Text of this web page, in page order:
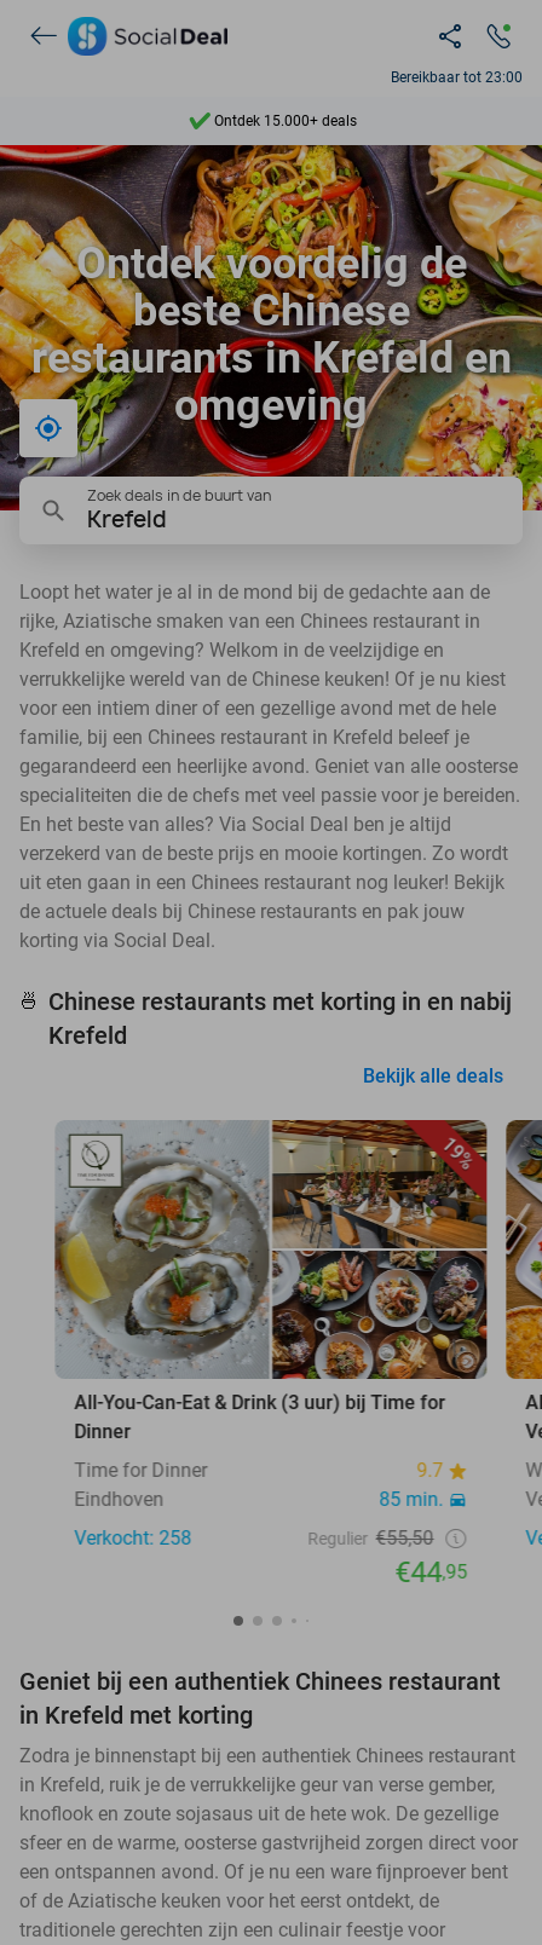
Bereikbaar tot 23:00
7 dagen per week beschikbaar
10+ miljoen leden
9,4
Ontdek 15.000+ deals
Ontdek voordelig de
beste Chinese
restaurants in Krefeld en
omgeving
Bij mij in de buurt
Zoek deals in de buurt van
Krefeld
Loopt het water je al in de mond bij de gedachte aan de
rijke, Aziatische smaken van een Chinees restaurant in
Krefeld en omgeving? Welkom in de veelzijdige en
verrukkelijke wereld van de Chinese keuken! Of je nu kiest
voor een intiem diner of een gezellige avond met de hele
familie, bij een Chinees restaurant in Krefeld beleef je
gegarandeerd een heerlijke avond. Geniet van alle oosterse
specialiteiten die de chefs met veel passie voor je bereiden.
En het beste van alles? Via Social Deal ben je altijd
verzekerd van de beste prijs en mooie kortingen. Zo wordt
uit eten gaan in een Chinees restaurant nog leuker! Bekijk
de actuele deals bij Chinese restaurants en pak jouw
korting via Social Deal.
🍜
Chinese restaurants met korting in en nabij
Krefeld
Bekijk alle deals
19%
All-You-Can-Eat & Drink (3 uur) bij Time for
Dinner
Time for Dinner
9.7
Eindhoven
85 min.
Verkocht: 258
Regulier €55,50
€44,95
Geniet bij een authentiek Chinees restaurant
in Krefeld met korting
Zodra je binnenstapt bij een authentiek Chinees restaurant
in Krefeld, ruik je de verrukkelijke geur van verse gember,
knoflook en zoute sojasaus uit de hete wok. De gezellige
sfeer en de warme, oosterse gastvrijheid zorgen direct voor
een ontspannen avond. Of je nu een ware fijnproever bent
of de Aziatische keuken voor het eerst ontdekt, de
traditionele gerechten zijn een culinair feestje voor